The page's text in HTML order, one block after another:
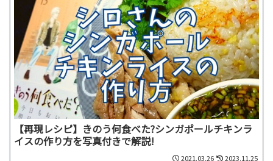
【再現レシピ】きのう何食べた?シンガポールチキンラ
イスの作り方を写真付きで解説!
2021.03.26 2023.11.25